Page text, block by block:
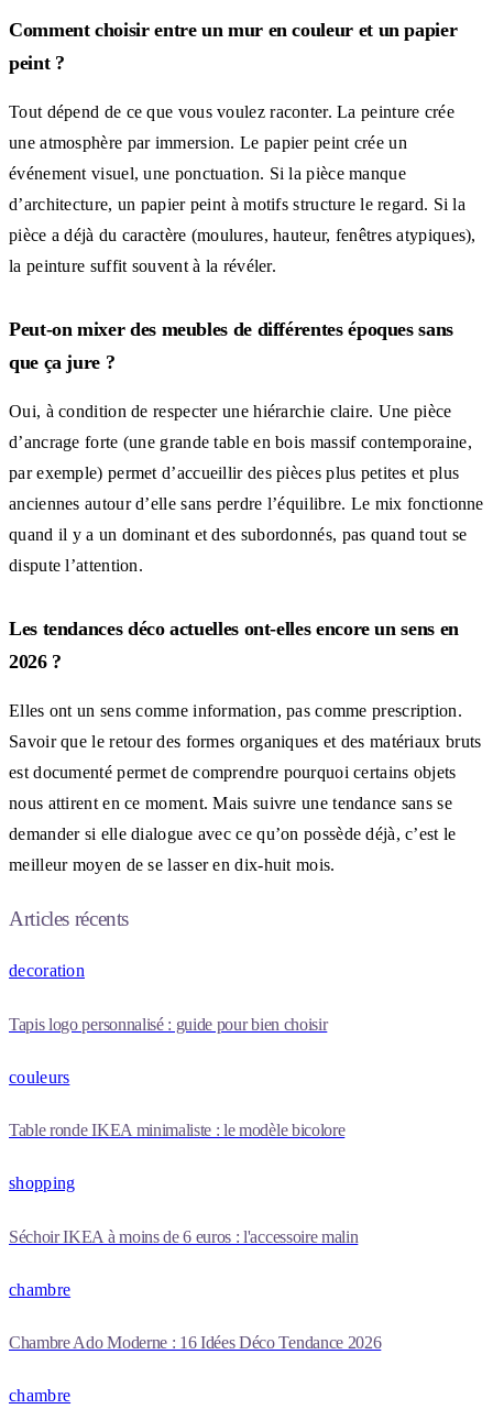
Comment choisir entre un mur en couleur et un papier
peint ?
Tout dépend de ce que vous voulez raconter. La peinture crée
une atmosphère par immersion. Le papier peint crée un
événement visuel, une ponctuation. Si la pièce manque
d’architecture, un papier peint à motifs structure le regard. Si la
pièce a déjà du caractère (moulures, hauteur, fenêtres atypiques),
la peinture suffit souvent à la révéler.
Peut-on mixer des meubles de différentes époques sans
que ça jure ?
Oui, à condition de respecter une hiérarchie claire. Une pièce
d’ancrage forte (une grande table en bois massif contemporaine,
par exemple) permet d’accueillir des pièces plus petites et plus
anciennes autour d’elle sans perdre l’équilibre. Le mix fonctionne
quand il y a un dominant et des subordonnés, pas quand tout se
dispute l’attention.
Les tendances déco actuelles ont-elles encore un sens en
2026 ?
Elles ont un sens comme information, pas comme prescription.
Savoir que le retour des formes organiques et des matériaux bruts
est documenté permet de comprendre pourquoi certains objets
nous attirent en ce moment. Mais suivre une tendance sans se
demander si elle dialogue avec ce qu’on possède déjà, c’est le
meilleur moyen de se lasser en dix-huit mois.
Articles récents
decoration
Tapis logo personnalisé : guide pour bien choisir
couleurs
Table ronde IKEA minimaliste : le modèle bicolore
shopping
Séchoir IKEA à moins de 6 euros : l'accessoire malin
chambre
Chambre Ado Moderne : 16 Idées Déco Tendance 2026
chambre